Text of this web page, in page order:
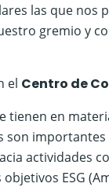
las que
gremio y
el Centro de
en
son
actividades
ESG